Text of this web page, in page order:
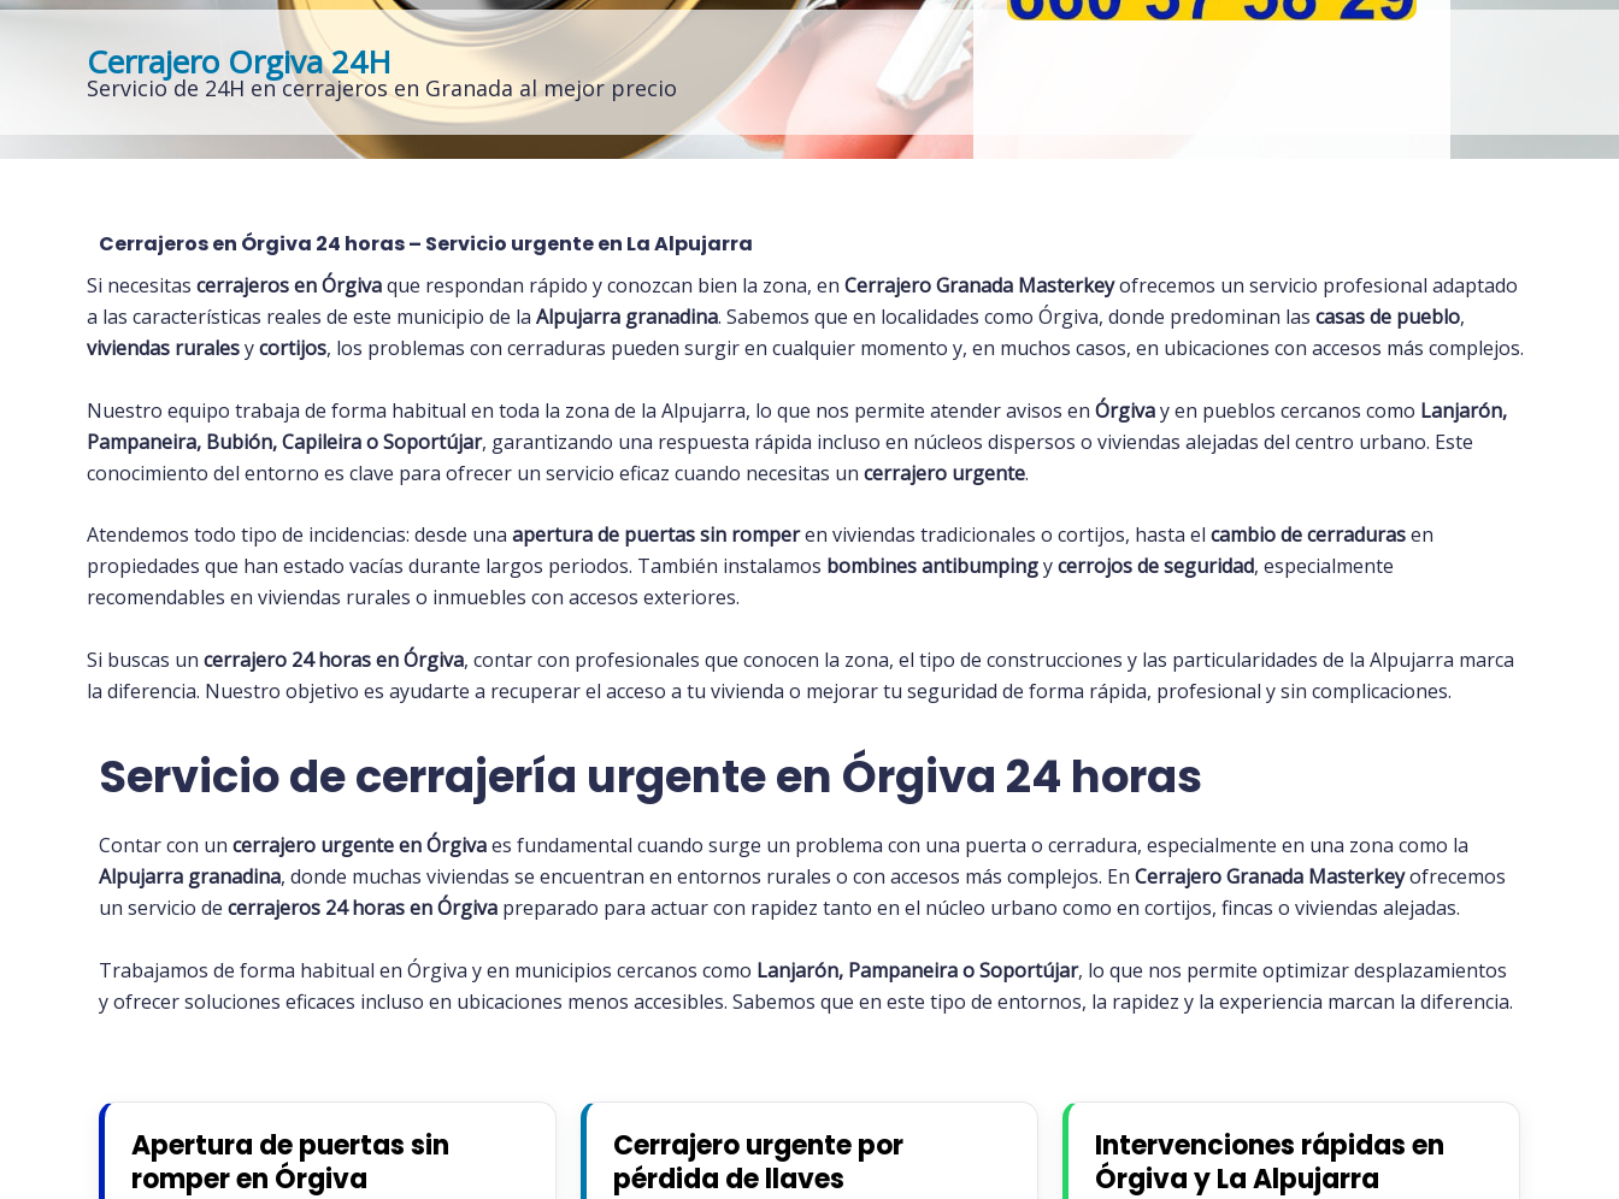
Cerrajero Orgiva 24H
Servicio de 24H en cerrajeros en Granada al mejor precio
Cerrajeros en Órgiva 24 horas – Servicio urgente en La Alpujarra
Si necesitas cerrajeros en Órgivaque respondan rápido y conozcan bien la zona, en Cerrajero Granada Masterkeyofrecemos un servicio profesional adaptado
a las características reales de este municipio de la Alpujarra granadina. Sabemos que en localidades como Órgiva, donde predominan las casas de pueblo,
viviendas ruralesycortijos, los problemas con cerraduras pueden surgir en cualquier momento y, en muchos casos, en ubicaciones con accesos más complejos.
Nuestro equipo trabaja de forma habitual en toda la zona de la Alpujarra, lo que nos permite atender avisos en Órgivay en pueblos cercanos como Lanjarón,
Pampaneira, Bubión, Capileira o Soportújar, garantizando una respuesta rápida incluso en núcleos dispersos o viviendas alejadas del centro urbano. Este
conocimiento del entorno es clave para ofrecer un servicio eficaz cuando necesitas un cerrajero urgente.
Atendemos todo tipo de incidencias: desde una apertura de puertas sin romperen viviendas tradicionales o cortijos, hasta el cambio de cerradurasen
propiedades que han estado vacías durante largos periodos. También instalamos bombinesantibumpingycerrojos de seguridad, especialmente
recomendables en viviendas rurales o inmuebles con accesos exteriores.
Si buscas un cerrajero 24 horas en Órgiva, contar con profesionales que conocen la zona, el tipo de construcciones y las particularidades de la Alpujarra marca
la diferencia. Nuestro objetivo es ayudarte a recuperar el acceso a tu vivienda o mejorar tu seguridad de forma rápida, profesional y sin complicaciones.
Servicio de cerrajería urgente en Órgiva 24 horas
Contar con un cerrajero urgente en Órgivaes fundamental cuando surge un problema con una puerta o cerradura, especialmente en una zona como la
Alpujarra granadina, donde muchas viviendas se encuentran en entornos rurales o con accesos más complejos. En Cerrajero Granada Masterkeyofrecemos
un servicio de cerrajeros 24 horas en Órgiva preparado para actuar con rapidez tanto en el núcleo urbano como en cortijos, fincas o viviendas alejadas.
Trabajamos de forma habitual en Órgiva y en municipios cercanos como Lanjarón, Pampaneira o Soportújar, lo que nos permite optimizar desplazamientos
y ofrecer soluciones eficaces incluso en ubicaciones menos accesibles. Sabemos que en este tipo de entornos, la rapidez y la experiencia marcan la diferencia.
Apertura de puertas sin
romper en Órgiva
Cerrajero urgente por
pérdida de llaves
Intervenciones rápidas en
Órgiva y La Alpujarra